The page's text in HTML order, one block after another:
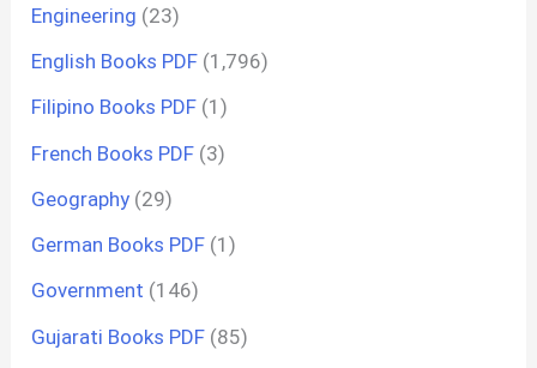
Engineering (23)
English Books PDF (1,796)
Filipino Books PDF (1)
French Books PDF (3)
Geography (29)
German Books PDF (1)
Government (146)
Gujarati Books PDF (85)